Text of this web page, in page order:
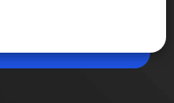
रही ग्रह बनाने की
Share